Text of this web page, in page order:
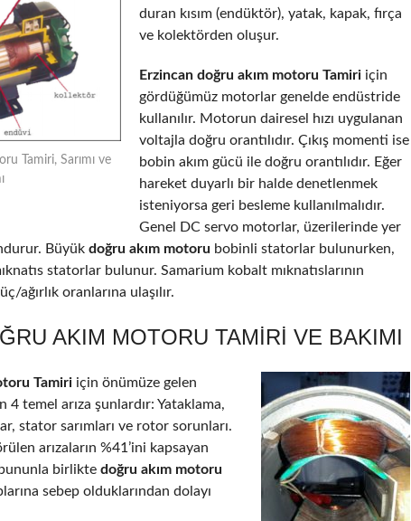
Tamiri, Sarımı ve
duran kısım (endüktör), yatak, kapak, fırça
ve kolektörden oluşur.
Erzincan doğru akım motoru Tamiri için
gördüğümüz motorlar genelde endüstride
kullanılır. Motorun dairesel hızı uygulanan
voltajla doğru orantılıdır. Çıkış momenti ise
bobin akım gücü ile doğru orantılıdır. Eğer
hareket duyarlı bir halde denetlenmek
isteniyorsa geri besleme kullanılmalıdır.
Genel DC servo motorlar, üzerilerinde yer
Büyük doğru akım motoru bobinli statorlar bulunurken,
statorlar bulunur. Samarium kobalt mıknatıslarının
ağırlık oranlarına ulaşılır.
AKIM MOTORU TAMIRI VE BAKIMI
Tamiri için önümüze gelen
4 temel arıza şunlardır: Yataklama,
stator sarımları ve rotor sorunları.
arızaların %41’ini kapsayan
birlikte doğru akım motoru
sebep olduklarından dolayı